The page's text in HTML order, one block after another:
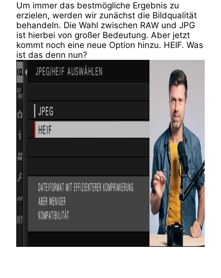
Um immer das bestmögliche Ergebnis zu
erzielen, werden wir zunächst die Bildqualität
behandeln. Die Wahl zwischen RAW und JPG
ist hierbei von großer Bedeutung. Aber jetzt
kommt noch eine neue Option hinzu. HEIF. Was
ist das denn nun?